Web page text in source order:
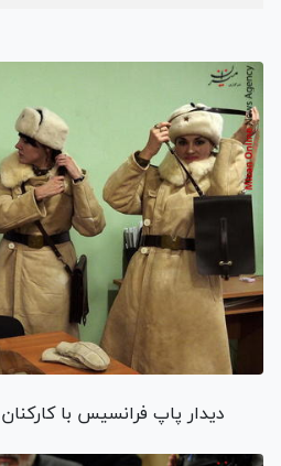
دیدار پاپ فرانسیس با